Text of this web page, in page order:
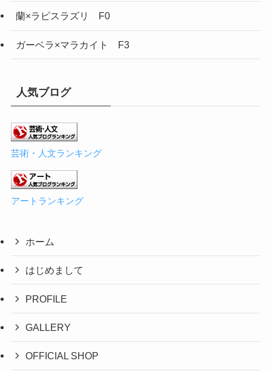
蘭×ラピスラズリ F0
ガーベラ×マラカイト F3
人気ブログ
芸術・人文ランキング
アートランキング
ホーム
はじめまして
PROFILE
GALLERY
OFFICIAL SHOP